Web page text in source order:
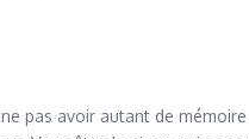
pas avoir autant de